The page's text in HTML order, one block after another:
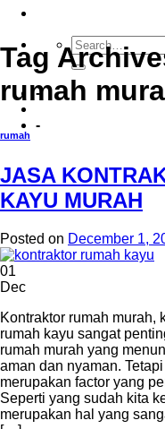
-
-
Tag
rumah
rumah
JASA
KAYU MURAH
Posted on December 1,
01
Dec
Kontraktor rumah murah,
rumah kayu sangat
rumah murah yang
aman dan nyaman.
merupakan factor yang
Seperti yang sudah kita
merupakan hal yang